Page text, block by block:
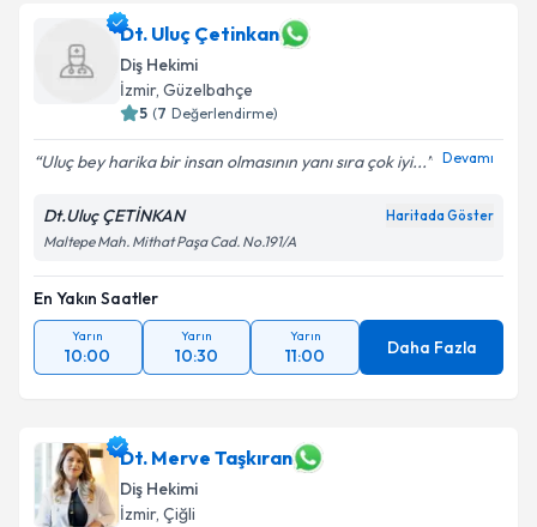
Dt. Uluç Çetinkan
Diş Hekimi
İzmir, Güzelbahçe
5 (7 Değerlendirme)
Uluç bey harika bir insan olmasının yanı sıra çok iyi... Devamı
Dt.Uluç ÇETİNKAN Haritada Göster
Maltepe Mah. Mithat Paşa Cad. No.191/A
En Yakın Saatler
Yarın
10:00
Yarın
10:30
Yarın
11:00 Daha Fazla
Dt. Merve Taşkıran
Diş Hekimi
İzmir, Çiğli